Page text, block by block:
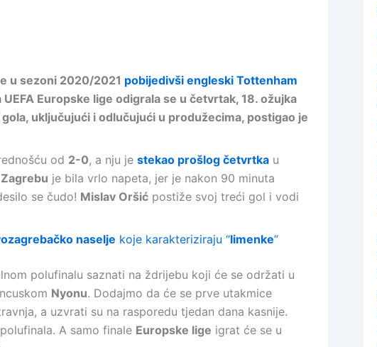
u sezoni 2020/2021 pobijedivši engleski Tottenham
Europske lige odigrala se u četvrtak, 18. ožujka
uključujući i odlučujući u produžecima, postigao je
od 2-0, a nju je stekao prošlog četvrtka u
Zagrebu je bila vrlo napeta, jer je nakon 90 minuta
se čudo! Mislav Oršić postiže svoj treći gol i vodi
naselje koje karakteriziraju “limenke”
polufinalu saznati na ždrijebu koji će se održati u
Nyonu. Dodajmo da će se prve utakmice
a uzvrati su na rasporedu tjedan dana kasnije.
A samo finale Europske lige igrat će se u